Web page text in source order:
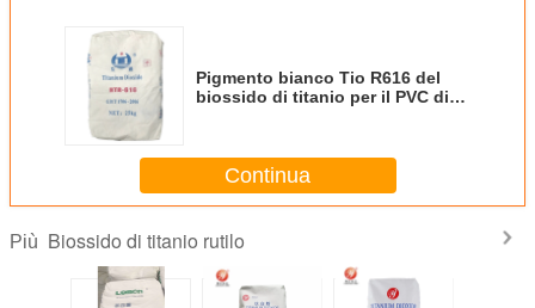
Pigmento bianco Tio R616 del
biossido di titanio per il PVC di
Continua
Più Biossido di titanio rutilo